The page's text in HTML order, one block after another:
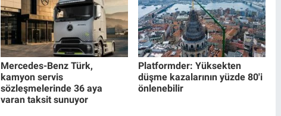
Mercedes-Benz Türk,
kamyon servis
sözleşmelerinde 36 aya
varan taksit sunuyor
Platformder: Yüksekten
düşme kazalarının yüzde 80'i
önlenebilir